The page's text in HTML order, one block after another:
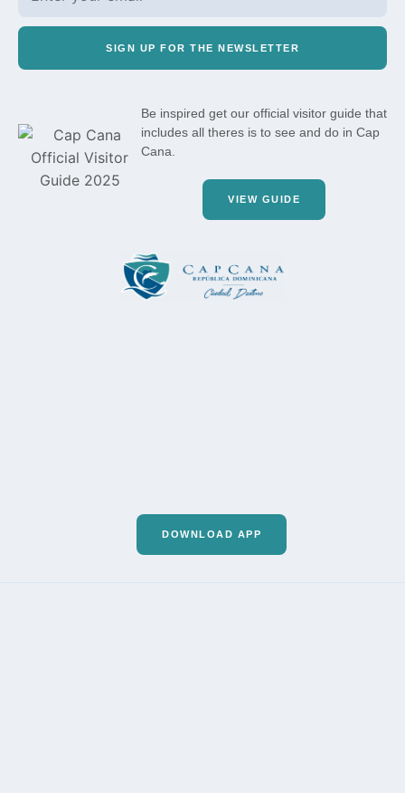
SIGN UP FOR THE NEWSLETTER
Be inspired get our official visitor guide that
includes all theres is to see and do in Cap
Cana.
VIEW GUIDE
DOWNLOAD APP